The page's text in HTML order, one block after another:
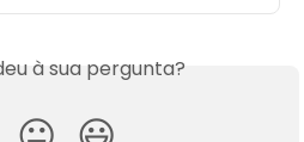
à sua pergunta?